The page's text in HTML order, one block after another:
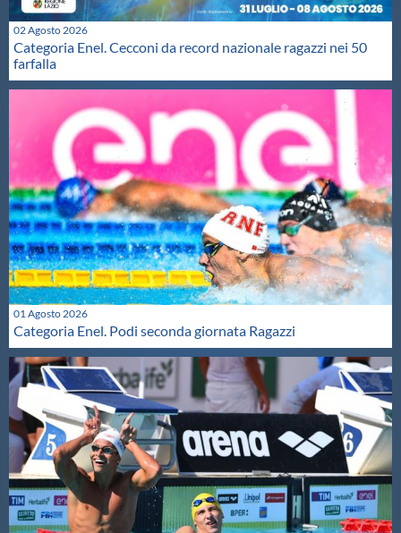
02 Agosto 2026
Categoria Enel. Cecconi da record nazionale ragazzi nei 50
farfalla
01 Agosto 2026
Categoria Enel. Podi seconda giornata Ragazzi